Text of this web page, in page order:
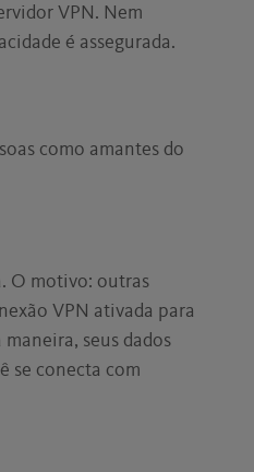
VPN. Nem
é assegurada.
como amantes do
O motivo: outras
VPN ativada para
seus dados
se conecta com